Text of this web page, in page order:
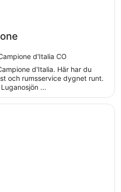
d'Italia CO
d'Italia. Här har du
och rumsservice dygnet runt.
...